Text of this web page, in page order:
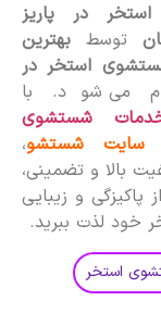
در پاریز
توسط بهترین
استخر در
می شود. با
شستشوی
سایت شستشو،
بالا و تضمینی،
پاکیزگی و زیبایی
خود لذت ببرید.
استخر